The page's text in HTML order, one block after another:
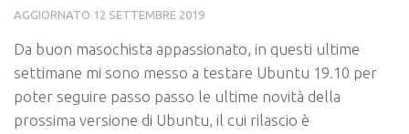
AGGIORNATO 12 SETTEMBRE 2019
Da buon masochista appassionato, in questi ultime
settimane mi sono messo a testare Ubuntu 19.10 per
poter seguire passo passo le ultime novità della
prossima versione di Ubuntu, il cui rilascio è